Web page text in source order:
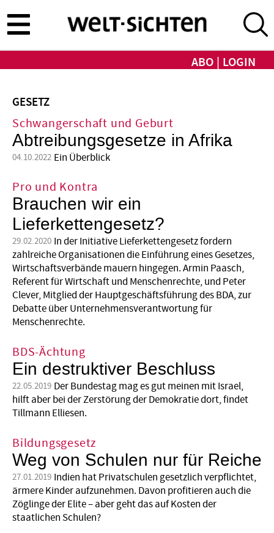
zum
Inhalt
ABO LOGIN
GESETZ
Schwangerschaft und Geburt
Abtreibungsgesetze in Afrika
04.10.2022 Ein Überblick
Pro und Kontra
Brauchen wir ein
Lieferkettengesetz?
29.02.2020 In der Initiative Lieferkettengesetz fordern
zahlreiche Organisationen die Einführung eines Gesetzes,
Wirtschaftsverbände mauern hingegen. Armin Paasch,
Referent für Wirtschaft und Menschenrechte, und Peter
Clever, Mitglied der Hauptgeschäftsführung des BDA, zur
Debatte über Unternehmensverantwortung für
Menschenrechte.
BDS-Ächtung
Ein destruktiver Beschluss
22.05.2019 Der Bundestag mag es gut meinen mit Israel,
hilft aber bei der Zerstörung der Demokratie dort, findet
Tillmann Elliesen.
Bildungsgesetz
Weg von Schulen nur für Reiche
27.01.2019 Indien hat Privatschulen gesetzlich verpflichtet,
ärmere Kinder aufzunehmen. Davon profitieren auch die
Zöglinge der Elite – aber geht das auf Kosten der
staatlichen Schulen?